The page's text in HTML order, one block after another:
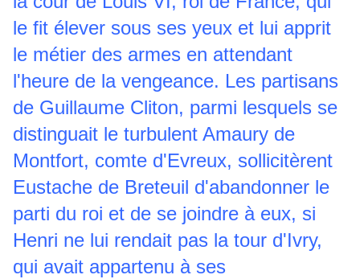
le fit élever sous ses yeux et lui apprit
le métier des armes en attendant
l'heure de la vengeance. Les partisans
de Guillaume Cliton, parmi lesquels se
distinguait le turbulent Amaury de
Montfort, comte d'Evreux, sollicitèrent
Eustache de Breteuil d'abandonner le
parti du roi et de se joindre à eux, si
Henri ne lui rendait pas la tour d'Ivry,
qui avait appartenu à ses